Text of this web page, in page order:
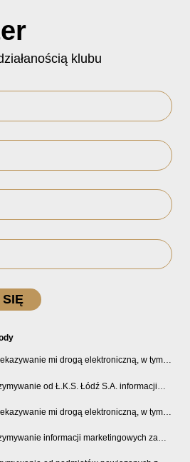
klubu
mi drogą elektroniczną, w tym
newslettera oraz informacji o zniżkach,
biletach, karnetach, ofercie sklepu U2
i innych produktach oraz
Ł.K.S. Łódź S.A.
od Ł.K.S. Łódź S.A. informacji
działalności spółki, ofert, wydarzeń i
wiadomości SMS oraz połączeń
mi drogą elektroniczną, w tym
handlowych i marketingowych o
Sponsorów i PartnerówŁ.K.S.
informacji marketingowych za
SMS oraz połączeń telefonicznych